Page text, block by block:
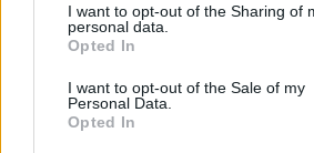
not limited to your visit or usage
grant or deny consent to Google and
use your data for below specified
consent section.
I want to opt-out of the Sharing of
personal data.
Opted In
I want to opt-out of the Sale of my
Personal Data.
Opted In